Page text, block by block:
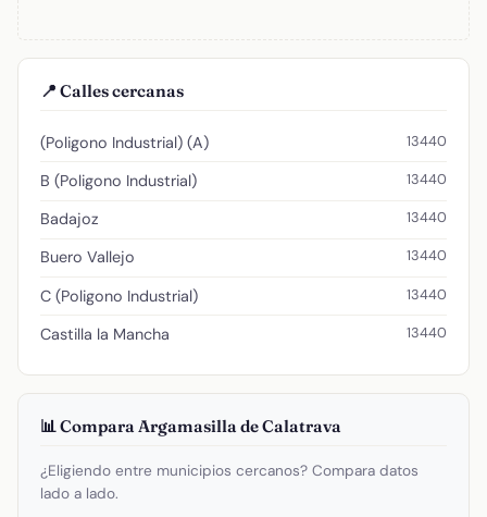
📍 Calles cercanas
(Poligono Industrial) (A) 13440
B (Poligono Industrial) 13440
Badajoz 13440
Buero Vallejo 13440
C (Poligono Industrial) 13440
Castilla la Mancha 13440
📊 Compara Argamasilla de Calatrava
¿Eligiendo entre municipios cercanos? Compara datos
lado a lado.